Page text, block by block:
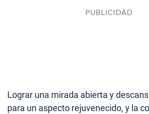
Lograr una mirada abierta y
para un aspecto rejuvenecido, y la